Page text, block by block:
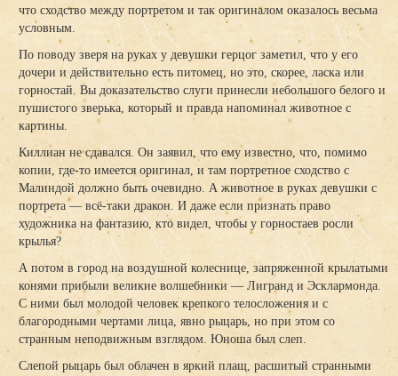
что сходство между портретом и так оригиналом оказалось весьма
условным.
По поводу зверя на руках у девушки герцог заметил, что у его
дочери и действительно есть питомец, но это, скорее, ласка или
горностай. Вы доказательство слуги принесли небольшого белого и
пушистого зверька, который и правда напоминал животное с
картины.
Киллиан не сдавался. Он заявил, что ему известно, что, помимо
копии, где-то имеется оригинал, и там портретное сходство с
Малиндой должно быть очевидно. А животное в руках девушки с
портрета — всё-таки дракон. И даже если признать право
художника на фантазию, кто видел, чтобы у горностаев росли
крылья?
А потом в город на воздушной колеснице, запряженной крылатыми
конями прибыли великие волшебники — Лигранд и Эсклармонда.
С ними был молодой человек крепкого телосложения и с
благородными чертами лица, явно рыцарь, но при этом со
странным неподвижным взглядом. Юноша был слеп.
Слепой рыцарь был облачен в яркий плащ, расшитый странными